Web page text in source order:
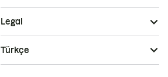
Legal
Türkçe